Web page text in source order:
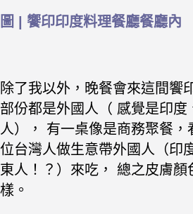
圖 | 饗印印度料理餐廳餐廳內
除了我以外，晚餐會來這間饗
部份都是外國人（ 感覺是印度
人）， 有一桌像是商務聚餐，
位台灣人做生意帶外國人（印
東人！？）來吃， 總之皮膚顏
樣。